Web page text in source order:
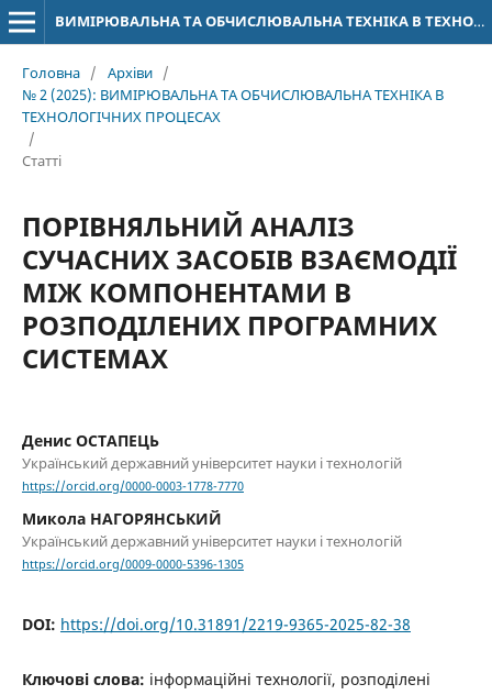
ВИМІРЮВАЛЬНА ТА ОБЧИСЛЮВАЛЬНА ТЕХНІКА В ТЕХНОЛОГІЧНИХ ПРОЦЕСАХ
Головна / Архіви /
№ 2 (2025): ВИМІРЮВАЛЬНА ТА ОБЧИСЛЮВАЛЬНА ТЕХНІКА В
ТЕХНОЛОГІЧНИХ ПРОЦЕСАХ
/
Статті
ПОРІВНЯЛЬНИЙ АНАЛІЗ
СУЧАСНИХ ЗАСОБІВ ВЗАЄМОДІЇ
МІЖ КОМПОНЕНТАМИ В
РОЗПОДІЛЕНИХ ПРОГРАМНИХ
СИСТЕМАХ
Денис ОСТАПЕЦЬ
Український державний університет науки і технологій
https://orcid.org/0000-0003-1778-7770
Микола НАГОРЯНСЬКИЙ
Український державний університет науки і технологій
https://orcid.org/0009-0000-5396-1305
DOI: https://doi.org/10.31891/2219-9365-2025-82-38
Ключові слова: інформаційні технології, розподілені